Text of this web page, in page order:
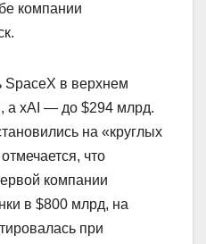
компании
SpaceX в верхнем
а xAI — до $294 млрд.
на «круглых
что
компании
в $800 млрд, на
при